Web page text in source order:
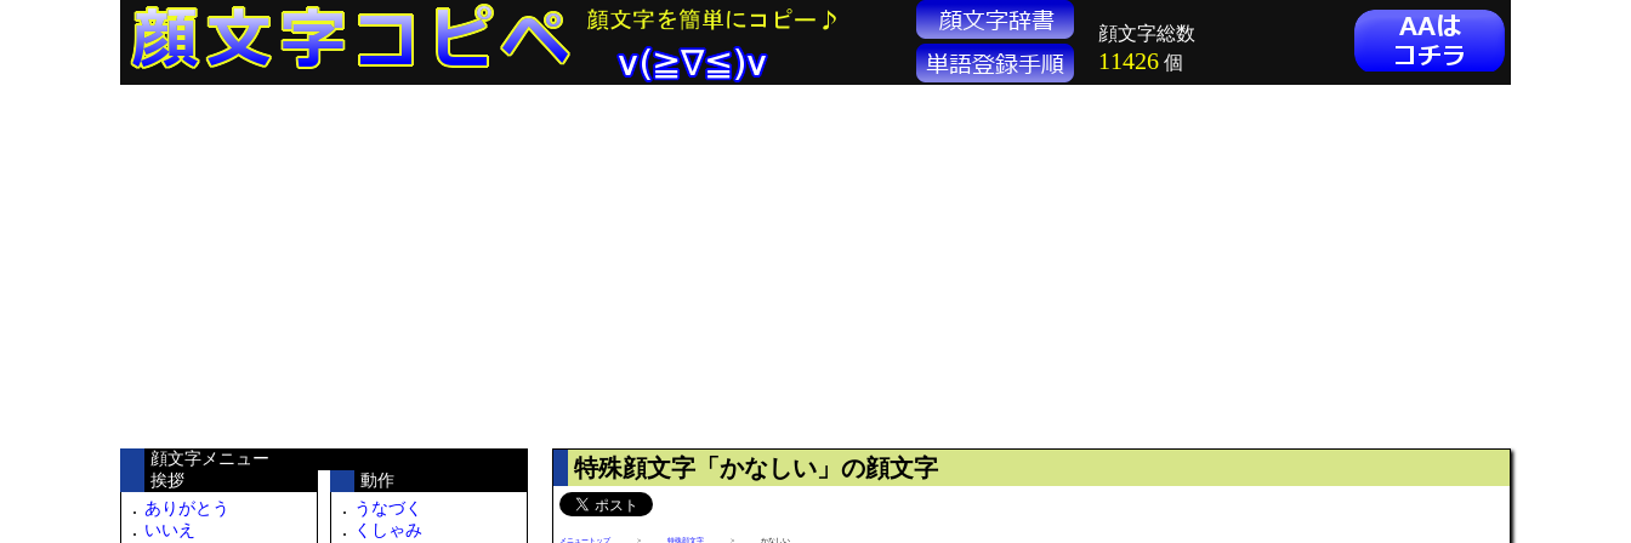
顔文字総数
11426 個
顔文字メニュー
挨拶
ありがとう
いいえ
動作
うなづく
くしゃみ
特殊顔文字「かなしい」の顔文字
メニュートップ > 特殊顔文字 > かなしい